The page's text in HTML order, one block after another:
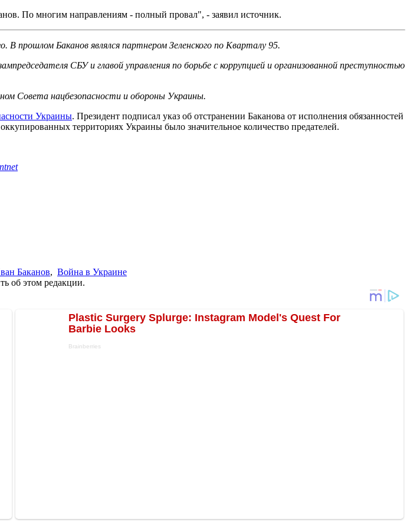
По многим направлениям - полный провал", - заявил источник.
прошлом Баканов являлся партнером Зеленского по Кварталу 95.
СБУ и главой управления по борьбе с коррупцией и организованной преступностью
Совета нацбезопасности и обороны Украины.
Украины. Президент подписал указ об отстранении Баканова от исполнения обязанностей
территориях Украины было значительное количество предателей.
Баканов, Война в Украине
об этом редакции.